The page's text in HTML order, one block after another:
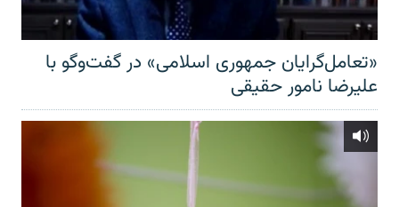
«تعامل‌گرایان جمهوری اسلامی» در گفت‌وگو با
علیرضا نامور حقیقی